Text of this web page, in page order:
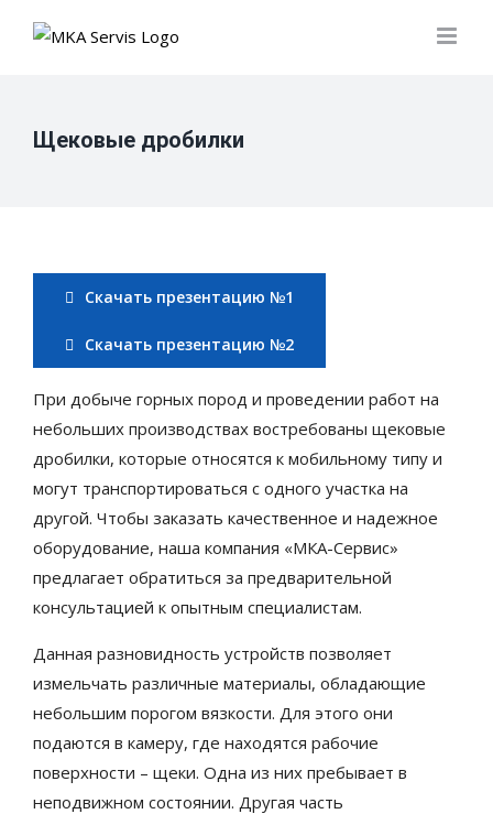
Щековые дробилки
Скачать презентацию №1
Скачать презентацию №2
При добыче горных пород и проведении работ на
небольших производствах востребованы щековые
дробилки, которые относятся к мобильному типу и
могут транспортироваться с одного участка на
другой. Чтобы заказать качественное и надежное
оборудование, наша компания «МКА-Сервис»
предлагает обратиться за предварительной
консультацией к опытным специалистам.
Данная разновидность устройств позволяет
измельчать различные материалы, обладающие
небольшим порогом вязкости. Для этого они
подаются в камеру, где находятся рабочие
поверхности – щеки. Одна из них пребывает в
неподвижном состоянии. Другая часть